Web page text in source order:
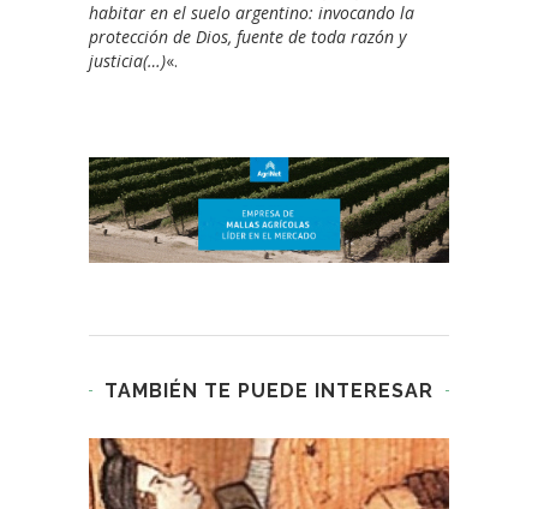
habitar en el suelo argentino: invocando la
protección de Dios, fuente de toda razón y
justicia(…)«.
TAMBIÉN TE PUEDE INTERESAR